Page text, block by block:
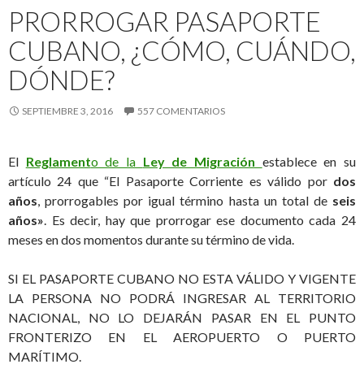
PRORROGAR PASAPORTE
CUBANO, ¿CÓMO, CUÁNDO,
DÓNDE?
SEPTIEMBRE 3, 2016 557 COMENTARIOS
El Reglamento de la Ley de Migración establece en su
artículo 24 que “El Pasaporte Corriente es válido por dos
años , prorrogables por igual término hasta un total de seis
años» . Es decir, hay que prorrogar ese documento cada 24
meses en dos momentos durante su término de vida.
SI EL PASAPORTE CUBANO NO ESTA VÁLIDO Y VIGENTE
LA PERSONA NO PODRÁ INGRESAR AL TERRITORIO
NACIONAL, NO LO DEJARÁN PASAR EN EL PUNTO
FRONTERIZO EN EL AEROPUERTO O PUERTO
MARÍTIMO.